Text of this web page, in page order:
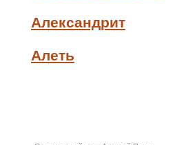
Александрит
Алеть